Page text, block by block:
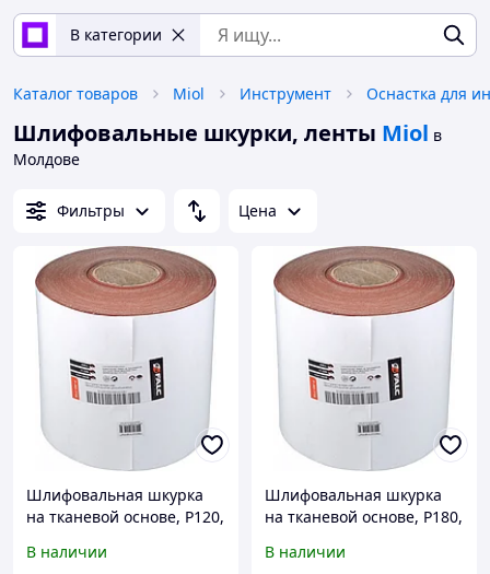
В категории
Каталог товаров Miol Инструмент Оснастка для
Шлифовальные шкурки, ленты Miol в
Молдове
Фильтры Цена
Шлифовальная шкурка
на тканевой основе, P120,
В наличии
Шлифовальная шкурка
на тканевой основе, P180,
В наличии